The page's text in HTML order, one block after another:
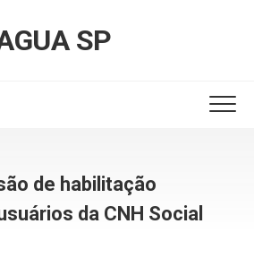
SP
de habilitação
da CNH Social